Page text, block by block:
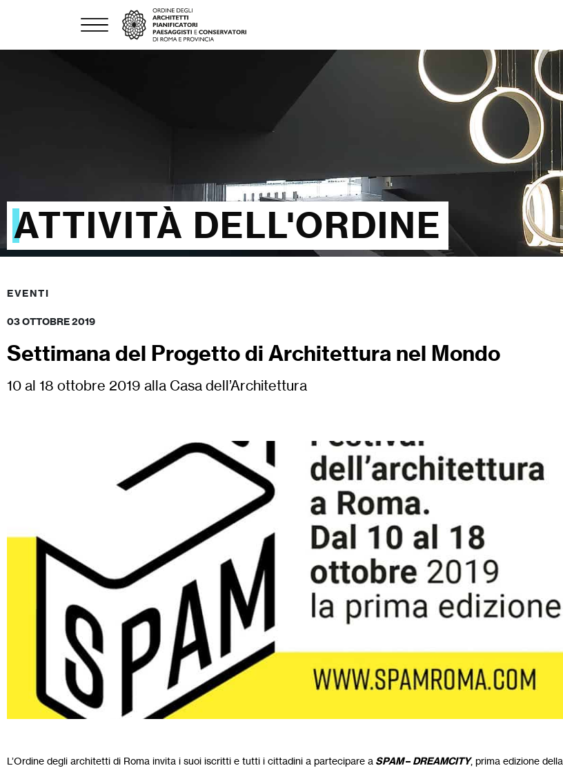
ATTIVITÀ DELL'ORDINE
EVENTI
03 OTTOBRE 2019
Settimana del Progetto di Architettura nel Mondo
10 al 18 ottobre 2019 alla Casa dell’Architettura
L’Ordine degli architetti di Roma invita i suoi iscritti e tutti i cittadini a partecipare a SPAM– DREAMCITY, prima edizione della